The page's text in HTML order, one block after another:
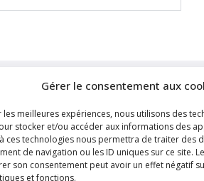
Gérer le consentement aux
meilleures expériences, nous utilisons des
stocker et/ou accéder aux informations des
ces technologies nous permettra de traiter des
de navigation ou les ID uniques sur ce site.
son consentement peut avoir un effet négatif
et fonctions.
interés